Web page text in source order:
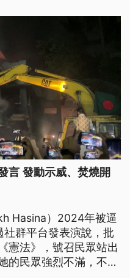
言 發動示威、焚燒開
Hasina）2024年被逼
群平台發表演說，批
憲法》，號召民眾站出
的民眾強烈不滿，不只